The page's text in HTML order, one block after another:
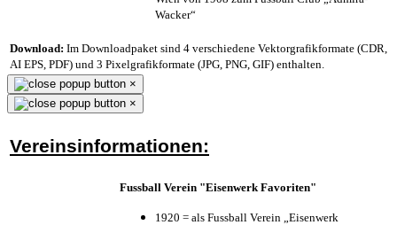
Wacker“
Download: Im Downloadpaket sind 4 verschiedene Vektorgrafikformate (CDR,
AI EPS, PDF) und 3 Pixelgrafikformate (JPG, PNG, GIF) enthalten.
×
×
Vereinsinformationen:
Fussball Verein "Eisenwerk Favoriten"
1920 = als Fussball Verein „Eisenwerk